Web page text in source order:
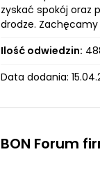
zyskać spokój oraz
drodze.
Ilość odwiedzin:
Data dodania:
BON Forum